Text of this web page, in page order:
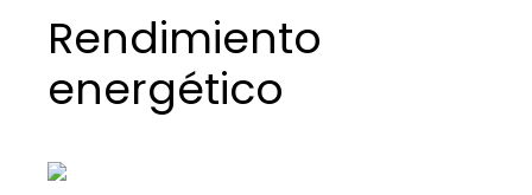
Rendimiento
energético